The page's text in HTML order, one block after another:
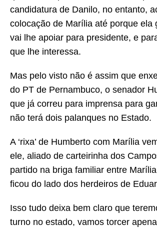
candidatura de Danilo, no entanto,
colocação de Marília até porque ela
vai lhe apoiar para presidente, e
que lhe interessa.
Mas pelo visto não é assim que
do PT de Pernambuco, o senador
que já correu para imprensa para
não terá dois palanques no Estado.
A ‘rixa’ de Humberto com Marília
ele, aliado de carteirinha dos
partido na briga familiar entre
ficou do lado dos herdeiros de
Isso tudo deixa bem claro que
turno no estado, vamos torcer